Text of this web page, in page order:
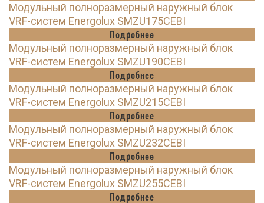
Модульный полноразмерный наружный блок
VRF-систем Energolux SMZU175CEBI
Подробнее
Модульный полноразмерный наружный блок
VRF-систем Energolux SMZU190CEBI
Подробнее
Модульный полноразмерный наружный блок
VRF-систем Energolux SMZU215CEBI
Подробнее
Модульный полноразмерный наружный блок
VRF-систем Energolux SMZU232CEBI
Подробнее
Модульный полноразмерный наружный блок
VRF-систем Energolux SMZU255CEBI
Подробнее